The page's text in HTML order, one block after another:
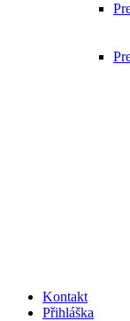
Kontakt
Přihláška